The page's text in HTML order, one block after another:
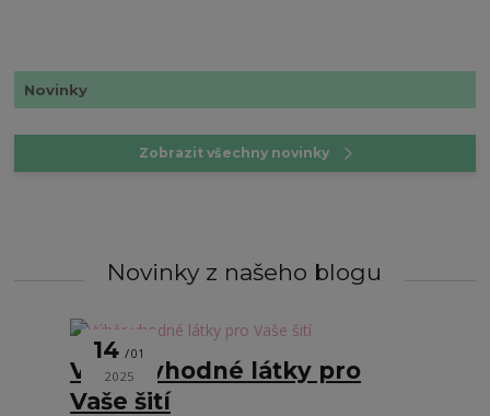
Novinky
Zobrazit všechny novinky
Novinky z našeho blogu
14 01
2025
Výběr vhodné látky pro
Vaše šití